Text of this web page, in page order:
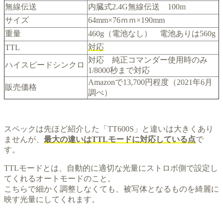
無線伝送
内臓式2.4G無線伝送 100m
サイズ
64mm×76ｍｍ×190mm
重量
460g（電池なし） 電池ありは560g
TTL
対応
ハイスピードシンクロ
対応 純正コマンダー使用時のみ
1/8000秒まで対応
販売価格
Amazonで13,700円程度（2021年6月
調べ）
スペックは先ほど紹介した「TT600S」と違いは大きくあり
ませんが、 最大の違いはTTLモードに対応している点で
す。
TTLモードとは、自動的に適切な光量にストロボ側で設定し
てくれるオートモードのこと。
こちらで細かく調整しなくても、被写体となるものを綺麗に
映す光量にしてくれます。